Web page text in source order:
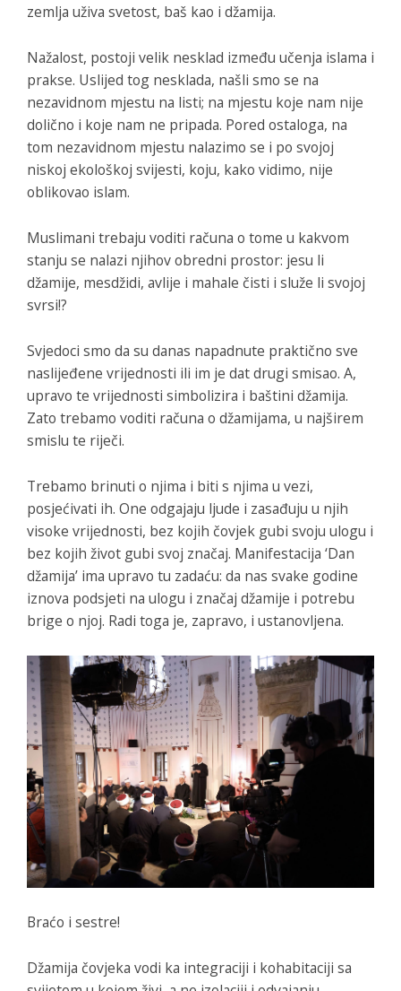
zemlja uživa svetost, baš kao i džamija.
Nažalost, postoji velik nesklad između učenja islama i
prakse. Uslijed tog nesklada, našli smo se na
nezavidnom mjestu na listi; na mjestu koje nam nije
dolično i koje nam ne pripada. Pored ostaloga, na
tom nezavidnom mjestu nalazimo se i po svojoj
niskoj ekološkoj svijesti, koju, kako vidimo, nije
oblikovao islam.
Muslimani trebaju voditi računa o tome u kakvom
stanju se nalazi njihov obredni prostor: jesu li
džamije, mesdžidi, avlije i mahale čisti i služe li svojoj
svrsi!?
Svjedoci smo da su danas napadnute praktično sve
naslijeđene vrijednosti ili im je dat drugi smisao. A,
upravo te vrijednosti simbolizira i baštini džamija.
Zato trebamo voditi računa o džamijama, u najširem
smislu te riječi.
Trebamo brinuti o njima i biti s njima u vezi,
posjećivati ih. One odgajaju ljude i zasađuju u njih
visoke vrijednosti, bez kojih čovjek gubi svoju ulogu i
bez kojih život gubi svoj značaj. Manifestacija ‘Dan
džamija’ ima upravo tu zadaću: da nas svake godine
iznova podsjeti na ulogu i značaj džamije i potrebu
brige o njoj. Radi toga je, zapravo, i ustanovljena.
Braćo i sestre!
Džamija čovjeka vodi ka integraciji i kohabitaciji sa